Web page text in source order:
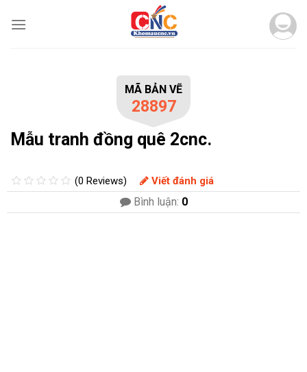
MÃ BẢN VẼ
28897
Mẫu tranh đồng quê 2cnc.
(0 Reviews) Viết đánh giá
Bình luận: 0